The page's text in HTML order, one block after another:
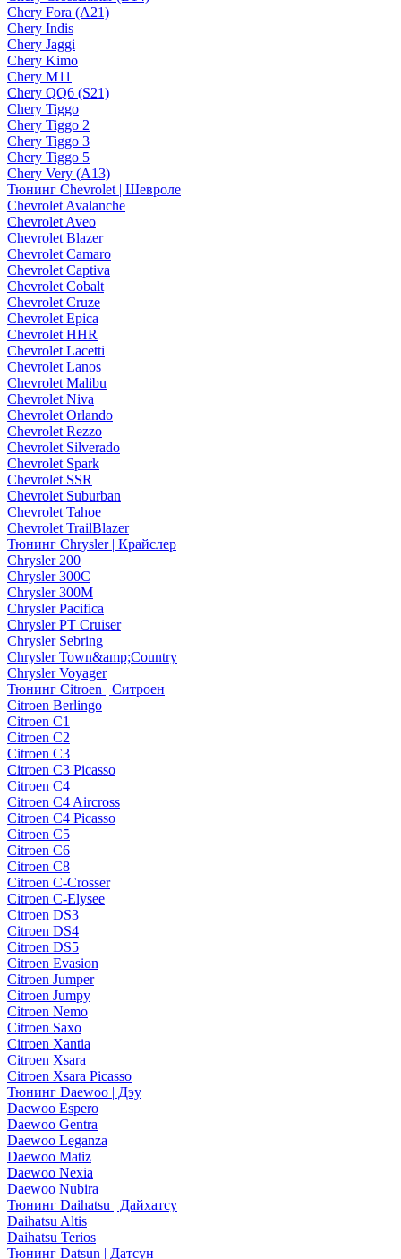
Chery Fora (A21)
Chery Indis
Chery Jaggi
Chery Kimo
Chery M11
Chery QQ6 (S21)
Chery Tiggo
Chery Tiggo 2
Chery Tiggo 3
Chery Tiggo 5
Chery Very (A13)
Тюнинг Chevrolet | Шевроле
Chevrolet Avalanche
Chevrolet Aveo
Chevrolet Blazer
Chevrolet Camaro
Chevrolet Captiva
Chevrolet Cobalt
Chevrolet Cruze
Chevrolet Epica
Chevrolet HHR
Chevrolet Lacetti
Chevrolet Lanos
Chevrolet Malibu
Chevrolet Niva
Chevrolet Orlando
Chevrolet Rezzo
Chevrolet Silverado
Chevrolet Spark
Chevrolet SSR
Chevrolet Suburban
Chevrolet Tahoe
Chevrolet TrailBlazer
Тюнинг Chrysler | Крайслер
Chrysler 200
Chrysler 300C
Chrysler 300M
Chrysler Pacifica
Chrysler PT Cruiser
Chrysler Sebring
Chrysler Town&amp;Country
Chrysler Voyager
Тюнинг Citroen | Ситроен
Citroen Berlingo
Citroen C1
Citroen C2
Citroen C3
Citroen C3 Picasso
Citroen C4
Citroen C4 Aircross
Citroen C4 Picasso
Citroen C5
Citroen C6
Citroen C8
Citroen C-Crosser
Citroen C-Elysee
Citroen DS3
Citroen DS4
Citroen DS5
Citroen Evasion
Citroen Jumper
Citroen Jumpy
Citroen Nemo
Citroen Saxo
Citroen Xantia
Citroen Xsara
Citroen Xsara Picasso
Тюнинг Daewoo | Дэу
Daewoo Espero
Daewoo Gentra
Daewoo Leganza
Daewoo Matiz
Daewoo Nexia
Daewoo Nubira
Тюнинг Daihatsu | Дайхатсу
Daihatsu Altis
Daihatsu Terios
Тюнинг Datsun | Датсун